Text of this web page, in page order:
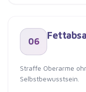
06
Straffe Oberarme
Selbstbewusstsein.